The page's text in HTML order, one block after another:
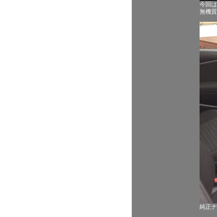
今回
無機
純正